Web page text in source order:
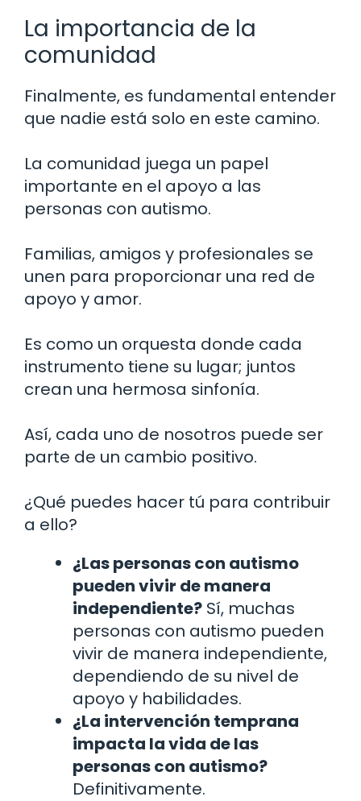
La importancia de la
comunidad
Finalmente, es fundamental entender
que nadie está solo en este camino.
La comunidad juega un papel
importante en el apoyo a las
personas con autismo.
Familias, amigos y profesionales se
unen para proporcionar una red de
apoyo y amor.
Es como un orquesta donde cada
instrumento tiene su lugar; juntos
crean una hermosa sinfonía.
Así, cada uno de nosotros puede ser
parte de un cambio positivo.
¿Qué puedes hacer tú para contribuir
a ello?
¿Las personas con autismo
pueden vivir de manera
independiente? Sí, muchas
personas con autismo pueden
vivir de manera independiente,
dependiendo de su nivel de
apoyo y habilidades.
¿La intervención temprana
impacta la vida de las
personas con autismo?
Definitivamente.